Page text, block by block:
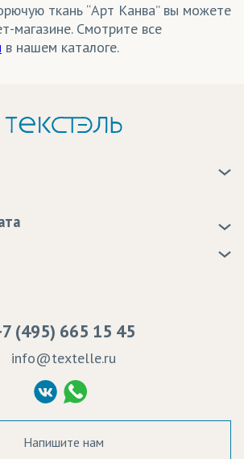
ткань “Арт Канва” вы можете
магазине. Смотрите все
в нашем каталоге.
ПД
(495) 665 15 45
info@textelle.ru
Напишите нам